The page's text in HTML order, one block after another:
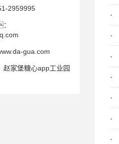
2959995
gua.com
赵家堡糖心app工业园